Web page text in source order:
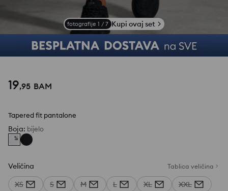
fotografije 1 / 7 Kupi ovaj set
19,95 BAM
Tapered fit pantalone
Boja: bijelo
Veličina Tablica veličina
XS S M L XL
XXL